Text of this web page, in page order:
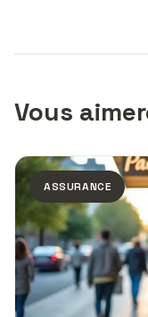
Vous
ASSURANCE